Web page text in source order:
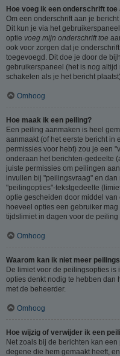
Hoe voeg ik een onderschrift
Om een onderschrift aan je
Dit kun je via het
optie voeg mijn onderschrift toe
ook voor zorgen dat je
toegevoegd. Dit doe je door de
gebruikerspaneel (het is nog
schakelen als je het bericht plaatst).
Omhoog
Hoe maak ik een peiling?
Een peiling aanmaken is heel
aanmaakt (of het eerste bericht in
permissies voor hebt) zou je een
onderaan het berichten-gedeelte
juiste permissies om peilingen
invullen bij "peilingsvraag" en
"peilingopties"-tekstgedeelte
optie gescheiden door middel
hoeveel opties een gebruiker
tijdslimiet in dagen voor de
Omhoog
Waarom kan ik niet meer
De limiet voor de peilingsopties
opties denkt nodig te hebben dan
met de beheerder.
Omhoog
Hoe wijzig of verwijder ik een
Net zoals bij de berichten kan
degene die hem gemaakt heeft,